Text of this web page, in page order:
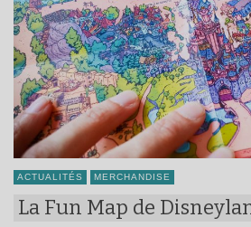
ACTUALITÉS MERCHANDISE
La Fun Map de